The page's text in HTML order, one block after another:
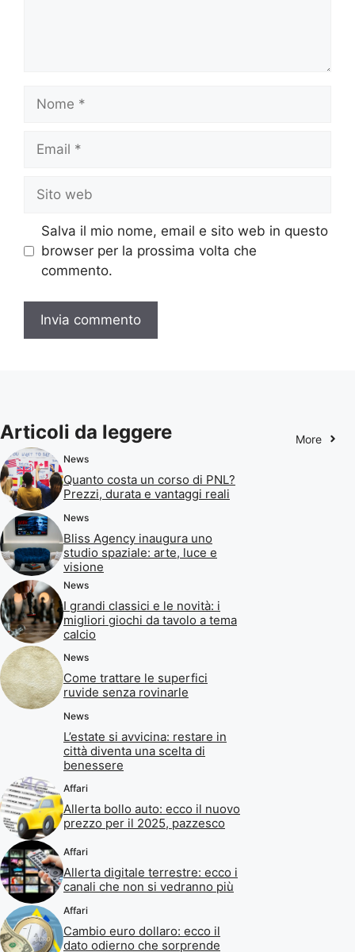
Nome
Email
Sito
web
Salva il mio nome, email e sito web in questo
browser per la prossima volta che
commento.
Articoli da leggere More
News
Quanto costa un corso di PNL?
Prezzi, durata e vantaggi reali
News
Bliss Agency inaugura uno
studio spaziale: arte, luce e
visione
News
I grandi classici e le novità: i
migliori giochi da tavolo a tema
calcio
News
Come trattare le superfici
ruvide senza rovinarle
News
L’estate si avvicina: restare in
città diventa una scelta di
benessere
Affari
Allerta bollo auto: ecco il nuovo
prezzo per il 2025, pazzesco
Affari
Allerta digitale terrestre: ecco i
canali che non si vedranno più
Affari
Cambio euro dollaro: ecco il
dato odierno che sorprende